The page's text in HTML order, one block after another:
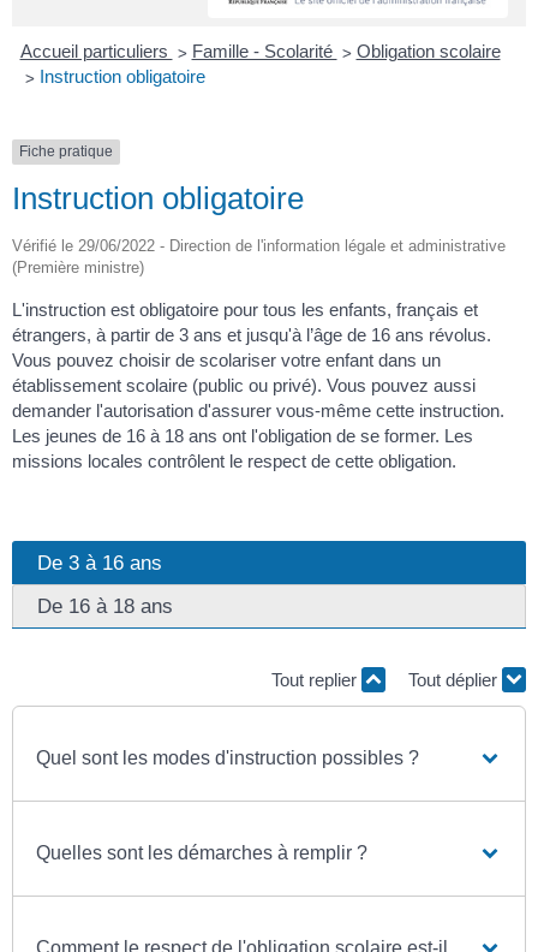
Accueil particuliers > Famille - Scolarité > Obligation scolaire
> Instruction obligatoire
Fiche pratique
Instruction obligatoire
Vérifié le 29/06/2022 - Direction de l'information légale et administrative
(Première ministre)
L'instruction est obligatoire pour tous les enfants, français et
étrangers, à partir de 3 ans et jusqu'à l’âge de 16 ans révolus.
Vous pouvez choisir de scolariser votre enfant dans un
établissement scolaire (public ou privé). Vous pouvez aussi
demander l'autorisation d'assurer vous-même cette instruction.
Les jeunes de 16 à 18 ans ont l'obligation de se former. Les
missions locales contrôlent le respect de cette obligation.
De 3 à 16 ans
De 16 à 18 ans
Tout replier Tout déplier
Quel sont les modes d'instruction possibles ?
Quelles sont les démarches à remplir ?
Comment le respect de l'obligation scolaire est-il